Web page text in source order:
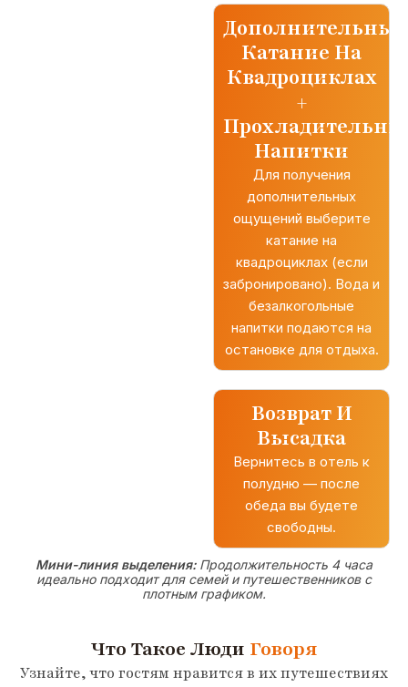
Катание На
Квадроциклах
+
Напитки
Для получения
дополнительных
ощущений выберите
катание на
квадроциклах (если
забронировано). Вода и
безалкогольные
напитки подаются на
остановке для отдыха.
Возврат И
Высадка
Вернитесь в отель к
полудню — после
обеда вы будете
свободны.
Мини-линия выделения:Продолжительность 4 часа
идеально подходит для семей и путешественников с
плотным графиком.
Что Такое Люди Говоря
Узнайте, что гостям нравится в их путешествиях